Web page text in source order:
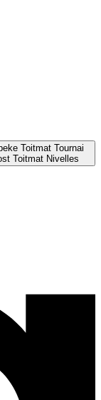
Toitmat Tournai
Toitmat Nivelles